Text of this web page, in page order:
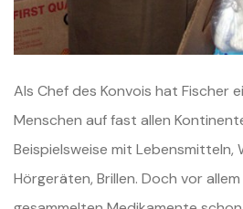
Als Chef des Konvois hat Fischer
Menschen auf fast allen
Beispielsweise mit Lebensmitteln,
Hörgeräten, Brillen. Doch vor